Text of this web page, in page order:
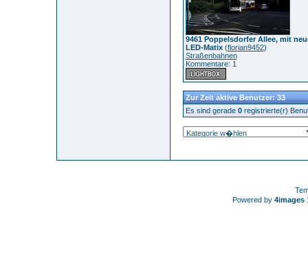
9461 Poppelsdorfer Allee, mit
LED-Matix(florian9452)
Straßenbahnen
Kommentare: 1
Zur Zeit aktive Benutzer: 33
Es sind gerade 0registrierte(r)
Powered by 4images